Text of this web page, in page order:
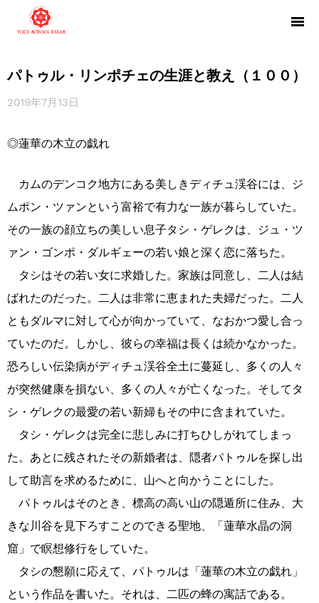
パトゥル・リンポチェの生涯と教え（１００）
2019年7月13日
◎蓮華の木立の戯れ
カムのデンコク地方にある美しきディチュ渓谷には、ジ
ムポン・ツァンという富裕で有力な一族が暮らしていた。
その一族の顔立ちの美しい息子タシ・ゲレクは、ジュ・ツ
ァン・ゴンポ・ダルギェーの若い娘と深く恋に落ちた。
タシはその若い女に求婚した。家族は同意し、二人は結
ばれたのだった。二人は非常に恵まれた夫婦だった。二人
ともダルマに対して心が向かっていて、なおかつ愛し合っ
ていたのだ。しかし、彼らの幸福は長くは続かなかった。
恐ろしい伝染病がディチュ渓谷全土に蔓延し、多くの人々
が突然健康を損ない、多くの人々が亡くなった。そしてタ
シ・ゲレクの最愛の若い新婦もその中に含まれていた。
タシ・ゲレクは完全に悲しみに打ちひしがれてしまっ
た。あとに残されたその新婚者は、隠者パトゥルを探し出
して助言を求めるために、山へと向かうことにした。
パトゥルはそのとき、標高の高い山の隠遁所に住み、大
きな川谷を見下ろすことのできる聖地、「蓮華水晶の洞
窟」で瞑想修行をしていた。
タシの懇願に応えて、パトゥルは「蓮華の木立の戯れ」
という作品を書いた。それは、二匹の蜂の寓話である。